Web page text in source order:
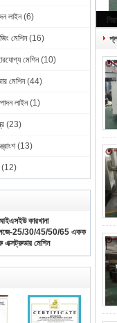
লাইন (6)
মেশিন (16)
মেশিন (10)
মেশিন (44)
লাইন (1)
(23)
(13)
(12)
কারখানা
25/30/45/50/65 একক
এক্সট্রুডার মেশিন